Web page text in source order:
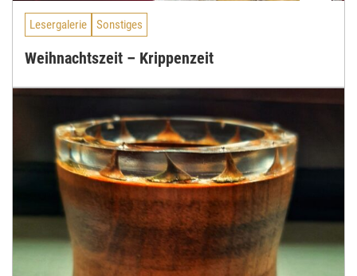
Lesergalerie Sonstiges
Weihnachtszeit – Krippenzeit